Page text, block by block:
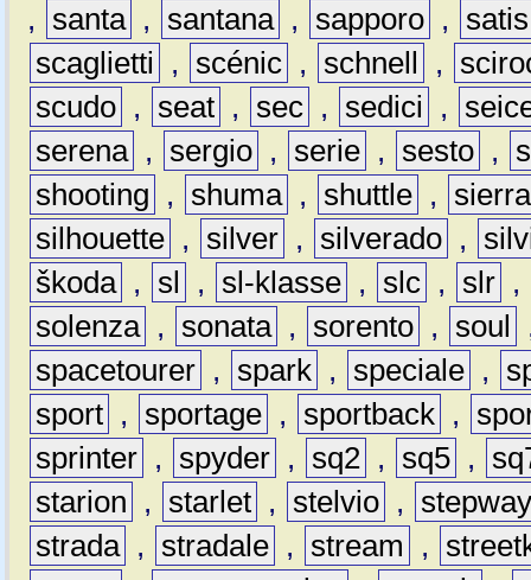
,
santa , santana , sapporo ,
satis
scaglietti
, scénic , schnell ,
scudo , seat , sec , sedici ,
serena , sergio , serie , sesto ,
shooting
, shuma , shuttle ,
sierra
silhouette , silver , silverado ,
škoda , sl , sl-klasse , slc , slr ,
solenza , sonata , sorento , soul
spacetourer , spark , speciale ,
sport , sportage , sportback ,
sprinter , spyder , sq2 , sq5 ,
starion
, starlet , stelvio ,
strada , stradale , stream ,